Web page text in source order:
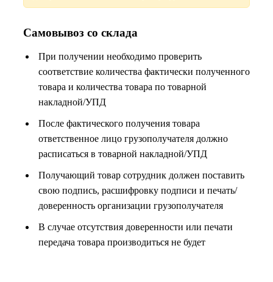
Самовывоз со склада
При получении необходимо проверить
соответствие количества фактически полученного
товара и количества товара по товарной
накладной/УПД
После фактического получения товара
ответственное лицо грузополучателя должно
расписаться в товарной накладной/УПД
Получающий товар сотрудник должен поставить
свою подпись, расшифровку подписи и печать/
доверенность организации грузополучателя
В случае отсутствия доверенности или печати
передача товара производиться не будет